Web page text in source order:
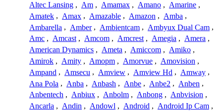
Altec Lansing , Am , Amamax , Amano , Amarine ,
Amatek , Amax , Amazable , Amazon , Amba ,
Ambarella , Amber , Ambientcam , Ambyux Dual Cam ,
Amc , Amcast , Amcom , Amcrest , Amegia , Amera ,
American Dynamics , Ameta , Amiccom , Amiko ,
Amirok , Amity , Amopm , Amorvue , Amovision ,
Ampand , Amsecu , Amview , Amview Hd , Amway ,
Ana Pola , Anba , Anbash , Anbe , Anbe2 , Anben ,
Anbentech , Anbiux , Anbolm , Anbong , Anbvision ,
Ancarla , Andin , Andowl , Android , Android Ip Cam ,